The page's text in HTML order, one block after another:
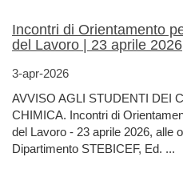
Incontri di Orientamento
del Lavoro | 23 aprile 2026
3-apr-2026
AVVISO AGLI STUDENTI DEI
CHIMICA. Incontri di
del Lavoro - 23 aprile 2026, alle
Dipartimento STEBICEF, Ed. ...